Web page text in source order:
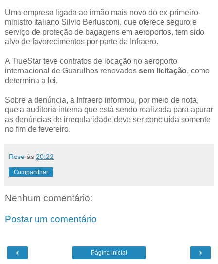
Uma empresa ligada ao irmão mais novo do ex-primeiro-
ministro italiano Silvio Berlusconi, que oferece seguro e
serviço de proteção de bagagens em aeroportos, tem sido
alvo de favorecimentos por parte da Infraero.
A TrueStar teve contratos de locação no aeroporto
internacional de Guarulhos renovados sem licitação, como
determina a lei.
Sobre a denúncia, a Infraero informou, por meio de nota,
que a auditoria interna que está sendo realizada para apurar
as denúncias de irregularidade deve ser concluída somente
no fim de fevereiro.
Rose às 20:22
Compartilhar
Nenhum comentário:
Postar um comentário
‹ ›
Página inicial